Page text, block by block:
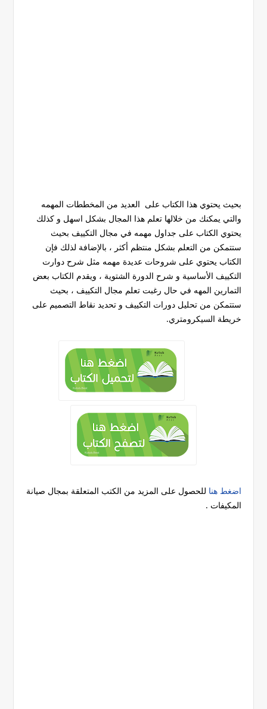
بحيث يحتوي هذا الكتاب على العديد من المخططات المهمه
والتي يمكنك من خلالها تعلم هذا المجال بشكل اسهل و كذلك
يحتوي الكتاب على جداول مهمه في مجال التكييف بحيث
ستتمكن من التعلم بشكل منتظم أكثر ، بالإضافة لذلك فإن
الكتاب يحتوي على شروحات عديدة مهمه مثل شرح دوارت
التكييف الأساسية و شرح الدورة الشتوية ، ويقدم الكتاب بعض
التمارين المهه في حال رغبت تعلم مجال التكييف ، بحيث
ستتمكن من تحليل دورات التكييف و تحديد نقاط التصميم على
خريطة السيكرومتري.
اضغط هنا للحصول على المزيد من الكتب المتعلقة بمجال صيانة
المكيفات .